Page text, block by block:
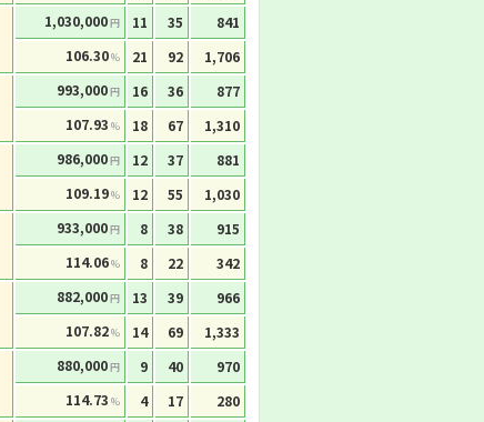
1,030,000円 11 35
841
106.30% 21 92 1,706
993,000円 16 36
877
107.93 % 18 67 1,310
986,000円 12 37
881
109.19% 12 55 1,030
933,000円 8 38
915
114.06% 8 22 342
882,000円 13 39
966
107.82% 14 69 1,333
880,000円 9 40
970
114.73 % 4 17 280